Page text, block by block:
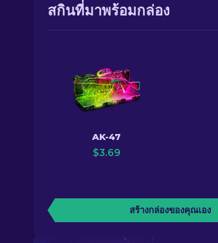
สกินที่มาพร้อมกล่อง
AK-47
$3.69
สร้างกล่องของคุณเอง